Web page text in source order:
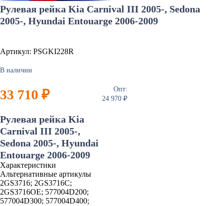
Рулевая рейка Kia Carnival III 2005-, Sedona
2005-, Hyundai Entouarge 2006-2009
Артикул: PSGKI228R
В наличии
33 710 ₽
Опт:
24 970 ₽
Рулевая рейка Kia
Carnival III 2005-,
Sedona 2005-, Hyundai
Entouarge 2006-2009
Характеристики
Альтернативные артикулы
2GS3716; 2GS3716C;
2GS3716OE; 577004D200;
577004D300; 577004D400;